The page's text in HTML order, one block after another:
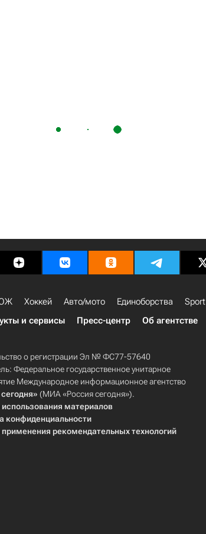
Хоккей Авто/мото Единоборства
и сервисы Пресс-центр Об агентстве
о регистрации Эл № ФС77-57640
Федеральное государственное унитарное
Международное информационное агентство
(МИА «Россия сегодня»).
материалов
конфиденциальности
рекомендательных технологий